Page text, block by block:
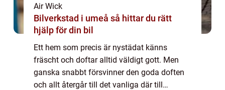
Air Wick
Bilverkstad i umeå så hittar du rätt
hjälp för din bil
Ett hem som precis är nystädat känns
fräscht och doftar alltid väldigt gott. Men
ganska snabbt försvinner den goda doften
och allt återgår till det vanliga där till